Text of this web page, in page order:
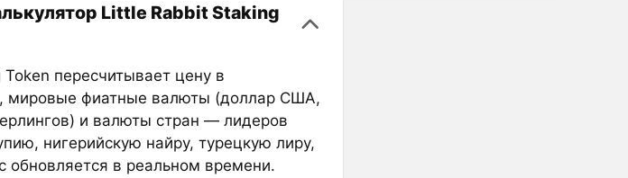
Little Rabbit Staking
пересчитывает цену в
мировые фиатные валюты (доллар США,
и валюты стран — лидеров
нигерийскую найру, турецкую лиру,
обновляется в реальном времени.